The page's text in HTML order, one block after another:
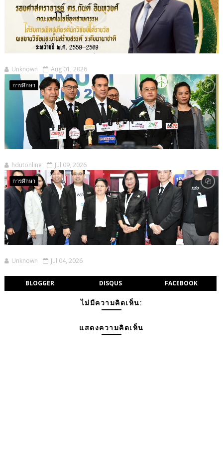
Unknown Aug 01, 2026
การศึกษา
hdutonline Jul 09, 2026
การศึกษา
Unknown Jul 04, 2026
BLOGGER DISQUS FACEBOOK
ไม่มีความคิดเห็น:
แสดงความคิดเห็น